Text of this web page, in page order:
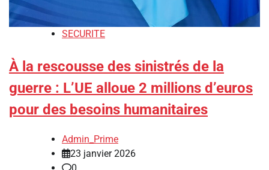
SECURITE
À la rescousse des sinistrés de la
guerre : L’UE alloue 2 millions d’euros
pour des besoins humanitaires
Admin_Prime
23 janvier 2026